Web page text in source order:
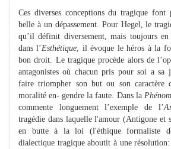
Ces diverses conceptions du tragique font
belle à un dépassement. Pour Hegel, le
qu’il définit diversement, mais toujours
dans l’Esthétique , il évoque le héros à la
bon droit. Le tragique procède alors de
antagonistes où chacun pris pour soi a sa
faire triompher son but ou son caractère
moralité en- gendre la faute. Dans la
commente longuement l’exemple de l’
tragédie dans laquelle l'amour (Antigone et
en butte à la loi (l'éthique formaliste
dialectique tragique aboutit à une